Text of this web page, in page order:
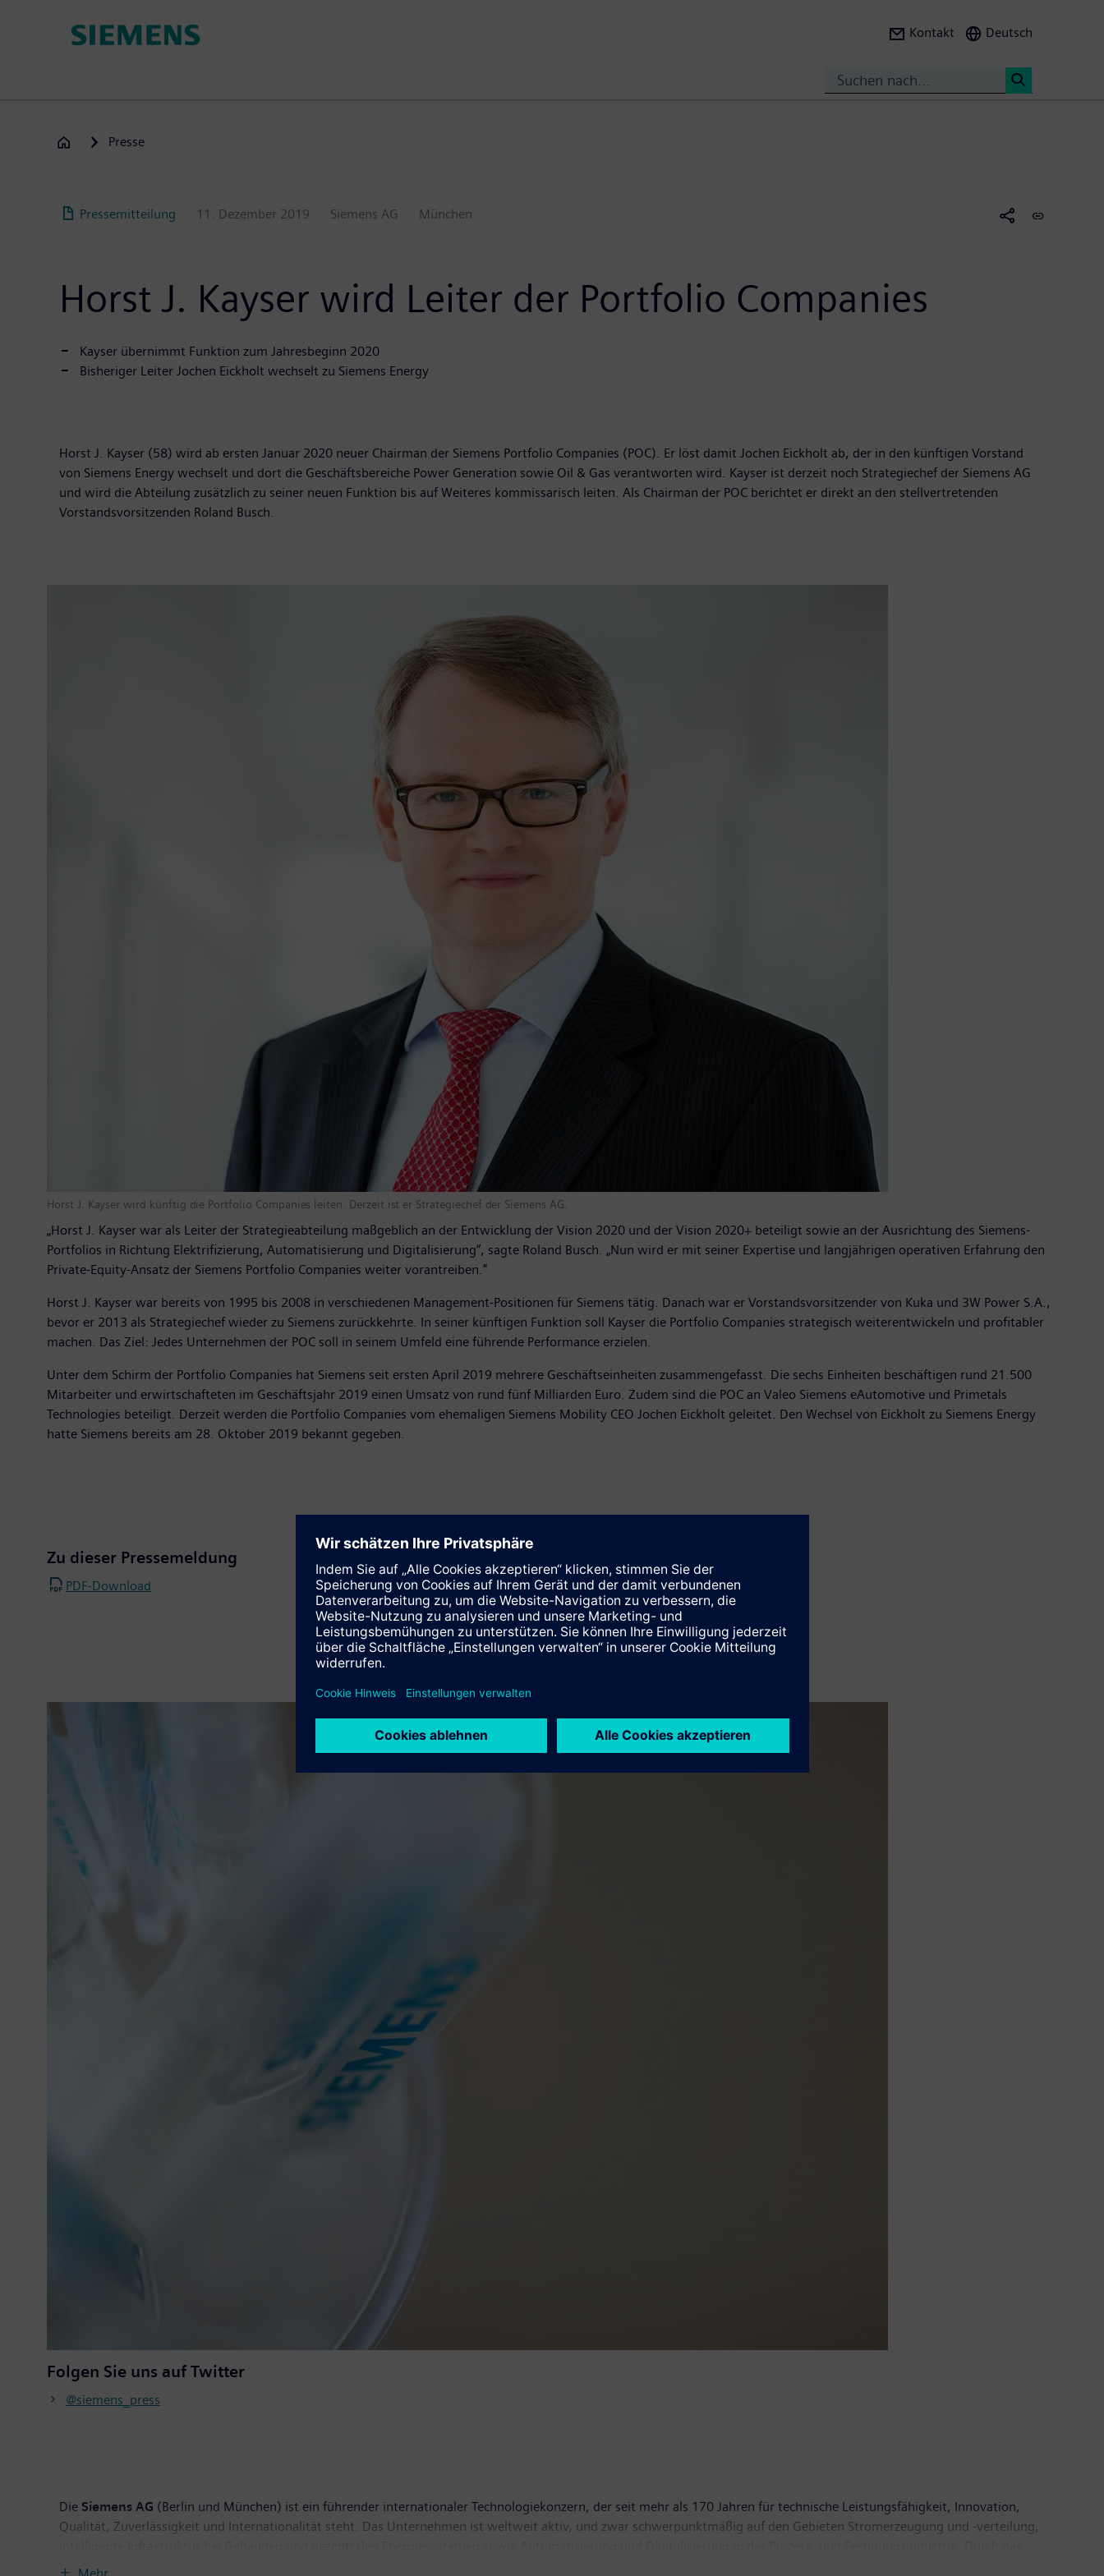
Kontakt Deutsch
Presse
Pressemitteilung 11. Dezember 2019 Siemens AG München
Horst J. Kayser wird Leiter der Portfolio Companies
Kayser übernimmt Funktion zum Jahresbeginn 2020
Bisheriger Leiter Jochen Eickholt wechselt zu Siemens Energy
Horst J. Kayser (58) wird ab ersten Januar 2020 neuer Chairman der Siemens Portfolio Companies (POC). Er löst damit Jochen Eickholt ab, der in den künftigen Vorstand
von Siemens Energy wechselt und dort die Geschäftsbereiche Power Generation sowie Oil & Gas verantworten wird. Kayser ist derzeit noch Strategiechef der Siemens AG
und wird die Abteilung zusätzlich zu seiner neuen Funktion bis auf Weiteres kommissarisch leiten. Als Chairman der POC berichtet er direkt an den stellvertretenden
Vorstandsvorsitzenden Roland Busch.
Horst J. Kayser wird künftig die Portfolio Companies leiten. Derzeit ist er Strategiechef der Siemens AG.
„Horst J. Kayser war als Leiter der Strategieabteilung maßgeblich an der Entwicklung der Vision 2020 und der Vision 2020+ beteiligt sowie an der Ausrichtung des Siemens-
Portfolios in Richtung Elektrifizierung, Automatisierung und Digitalisierung“, sagte Roland Busch. „Nun wird er mit seiner Expertise und langjährigen operativen Erfahrung den
Private-Equity-Ansatz der Siemens Portfolio Companies weiter vorantreiben."
Horst J. Kayser war bereits von 1995 bis 2008 in verschiedenen Management-Positionen für Siemens tätig. Danach war er Vorstandsvorsitzender von Kuka und 3W Power S.A.,
bevor er 2013 als Strategiechef wieder zu Siemens zurückkehrte. In seiner künftigen Funktion soll Kayser die Portfolio Companies strategisch weiterentwickeln und profitabler
machen. Das Ziel: Jedes Unternehmen der POC soll in seinem Umfeld eine führende Performance erzielen.
Unter dem Schirm der Portfolio Companies hat Siemens seit ersten April 2019 mehrere Geschäftseinheiten zusammengefasst. Die sechs Einheiten beschäftigen rund 21.500
Mitarbeiter und erwirtschafteten im Geschäftsjahr 2019 einen Umsatz von rund fünf Milliarden Euro. Zudem sind die POC an Valeo Siemens eAutomotive und Primetals
Technologies beteiligt. Derzeit werden die Portfolio Companies vom ehemaligen Siemens Mobility CEO Jochen Eickholt geleitet. Den Wechsel von Eickholt zu Siemens Energy
hatte Siemens bereits am 28. Oktober 2019 bekannt gegeben.
Zu dieser Pressemeldung
PDF-Download
Folgen Sie uns auf Twitter
@siemens_press
Die Siemens AG (Berlin und München) ist ein führender internationaler Technologiekonzern, der seit mehr als 170 Jahren für technische Leistungsfähigkeit, Innovation,
Qualität, Zuverlässigkeit und Internationalität steht. Das Unternehmen ist weltweit aktiv, und zwar schwerpunktmäßig auf den Gebieten Stromerzeugung und -verteilung,
eigenständig geführte Unternehmen Siemens Mobility, einer der führenden Anbieter intelligenter Mobilitätslösungen für den Schienen- und Straßenverkehr, gestaltet
Mehr